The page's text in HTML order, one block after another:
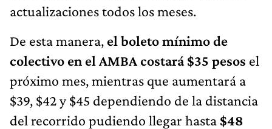
actualizaciones todos los meses.
De esta manera, el boleto mínimo de
colectivo en el AMBA costará $35 pesos el
próximo mes, mientras que aumentará a
$39, $42 y $45 dependiendo de la distancia
del recorrido pudiendo llegar hasta $48